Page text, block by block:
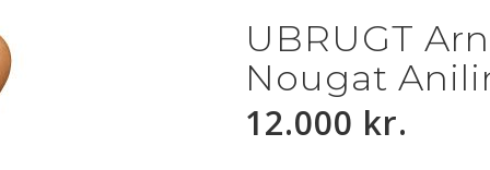
UBRUGT
Nougat
12.000 kr.